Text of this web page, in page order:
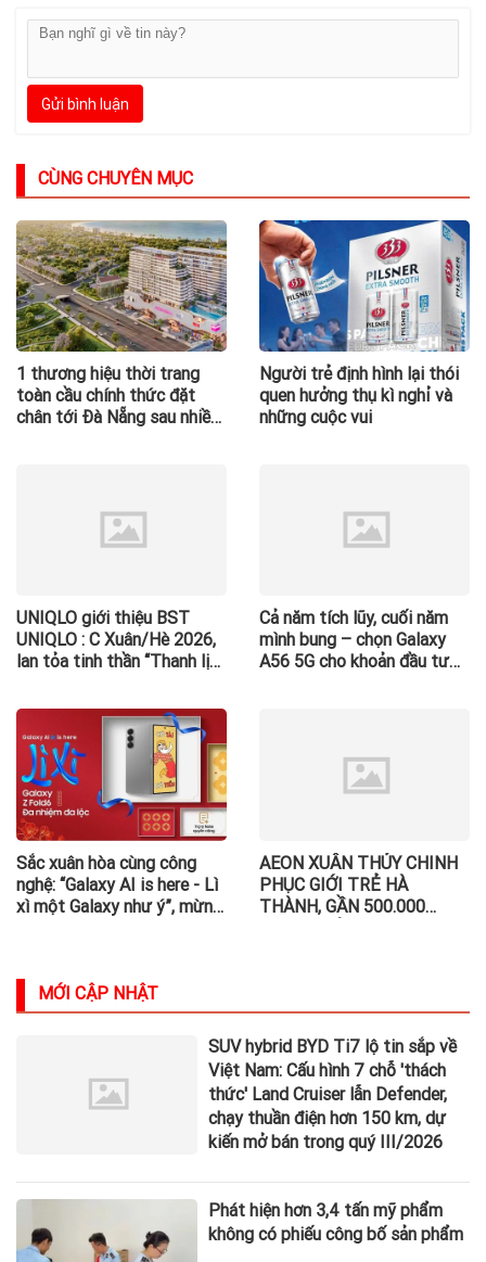
Gửi bình luận
CÙNG CHUYÊN MỤC
1 thương hiệu thời trang
toàn cầu chính thức đặt
chân tới Đà Nẵng sau nhiều
Người trẻ định hình lại thói
quen hưởng thụ kì nghỉ và
những cuộc vui
UNIQLO giới thiệu BST
UNIQLO : C Xuân/Hè 2026,
lan tỏa tinh thần “Thanh lịch
Cả năm tích lũy, cuối năm
mình bung – chọn Galaxy
A56 5G cho khoản đầu tư
Sắc xuân hòa cùng công
nghệ: “Galaxy AI is here - Lì
xì một Galaxy như ý”, mừng
AEON XUÂN THỦY CHINH
PHỤC GIỚI TRẺ HÀ
THÀNH, GẦN 500.000
MỚI CẬP NHẬT
SUV hybrid BYD Ti7 lộ tin sắp về
Việt Nam: Cấu hình 7 chỗ 'thách
thức' Land Cruiser lẫn Defender,
chạy thuần điện hơn 150 km, dự
kiến mở bán trong quý III/2026
Phát hiện hơn 3,4 tấn mỹ phẩm
không có phiếu công bố sản phẩm